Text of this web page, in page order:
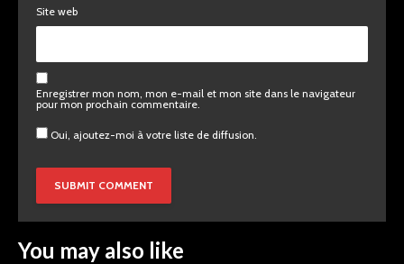
Site web
Enregistrer mon nom, mon e-mail et mon site dans le navigateur
pour mon prochain commentaire.
Oui, ajoutez-moi à votre liste de diffusion.
You may also like